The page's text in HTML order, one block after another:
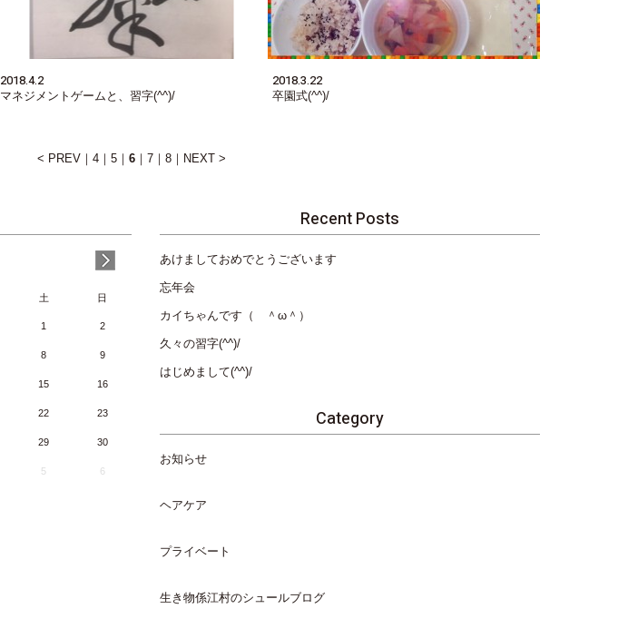
2018.4.2
マネジメントゲームと、習字(^^)/
2018.3.22
卒園式(^^)/
< PREV 4 5 6 7 8 NEXT >
土 日
1 2
8 9
15 16
22 23
29 30
5 6
Recent Posts
あけましておめでとうございます
忘年会
カイちゃんです（ ＾ω＾）
久々の習字(^^)/
はじめまして(^^)/
Category
お知らせ
ヘアケア
プライベート
生き物係江村のシュールブログ